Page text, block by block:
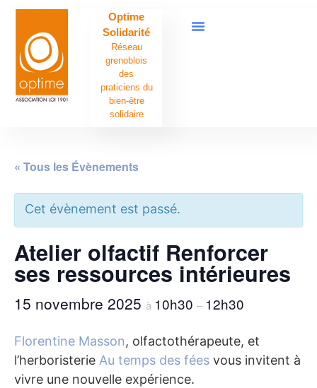
Optime
Solidarité
Réseau
grenoblois
des
praticiens du
bien-être
solidaire
« Tous les Évènements
Cet évènement est passé.
Atelier olfactif Renforcer
ses ressources intérieures
15 novembre 2025 à 10h30 – 12h30
Florentine Masson, olfactothérapeute, et
l’herboristerie Au temps des fées vous invitent à
vivre une nouvelle expérience.